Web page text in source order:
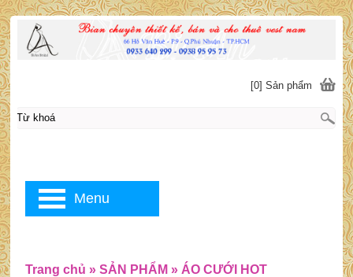
Trang chủ » SẢN PHẨM » ÁO CƯỚI HOT
[0] Sản phẩm
Menu